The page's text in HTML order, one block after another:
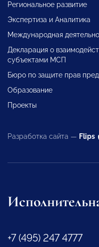
Региональное развитие
Экспертиза и Аналитика
Международная
Декларация о
субъектами МСП
Бюро по защите прав
Образование
Проекты
Разработка сайта — Flips
+7 (495) 247 4777